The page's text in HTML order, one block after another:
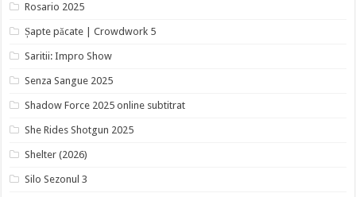
Rosario 2025
Șapte păcate | Crowdwork 5
Saritii: Impro Show
Senza Sangue 2025
Shadow Force 2025 online subtitrat
She Rides Shotgun 2025
Shelter (2026)
Silo Sezonul 3